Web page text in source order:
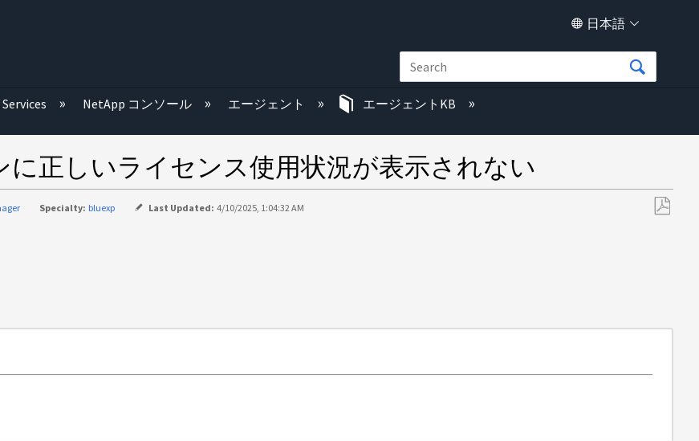
日本語
NetApp コンソール エージェント エージェントKB
に正しいライセンス使用状況が表示されない
Specialty: bluexp Last Updated: 4/10/2025, 1:04:32 AM